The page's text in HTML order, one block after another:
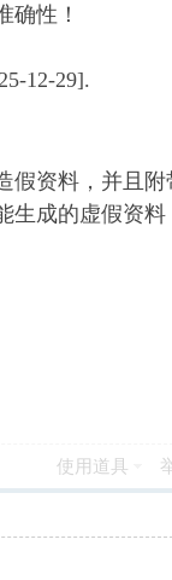
确性！
12-29].
假资料，并且附
成的虚假资料
使用道具